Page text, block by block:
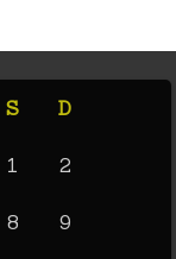
S D
1 2
8 9